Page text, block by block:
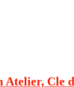
Cle